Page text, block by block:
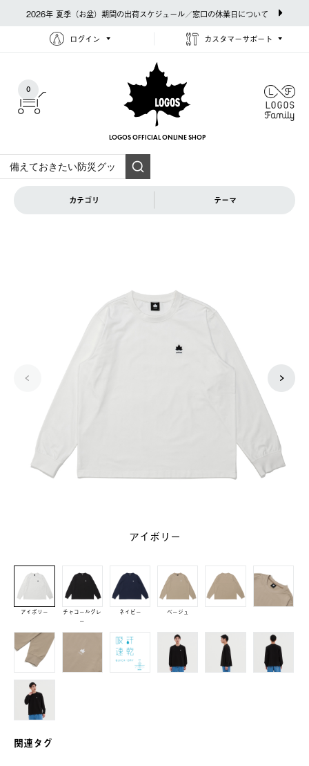
2026年 夏季（お盆）期間の出荷スケジュール／窓口の休業日について
ログイン カスタマーサポート
0
LOGOS OFFICIAL ONLINE SHOP
カテゴリ テーマ
アイボリー
アイボリー
チャコールグレ
ー
ネイビー ベージュ
関連タグ